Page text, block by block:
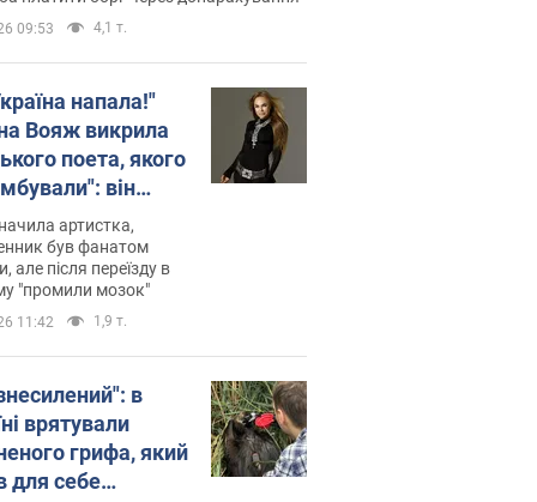
09:53 4,1 т.
напала!"
Вояж викрила
поета, якого
він
російської не
тепер хоче
українців
артистка,
був фанатом
але після переїзду в
"промили мозок"
11:42 1,9 т.
в
врятували
грифа, який
для себе